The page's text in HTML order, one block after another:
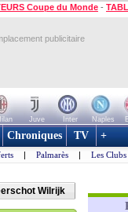
Coupe du Monde -
publicitaire
Juve Inter Naples
Chroniques TV +
| Palmarès | Les Clubs
Wilrijk